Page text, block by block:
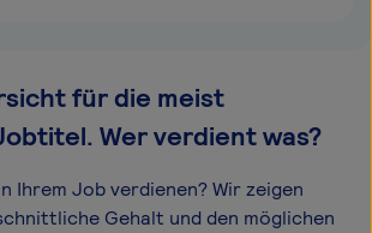
für die meist
Wer verdient was?
Ihrem Job verdienen? Wir zeigen
Gehalt und den möglichen